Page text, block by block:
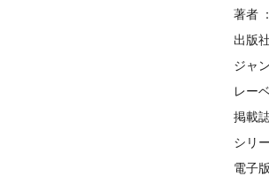
著者
出版社
ジャ
レー
掲載
シリ
電子